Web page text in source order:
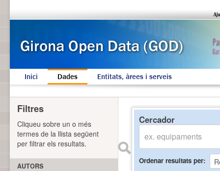
Inici Dades Entitats, àrees i serveis
Cercador
Ordenar resultats per
Filtres
Cliqueu sobre un o més
termes de la llista següent
per filtrar els resultats.
AUTORS